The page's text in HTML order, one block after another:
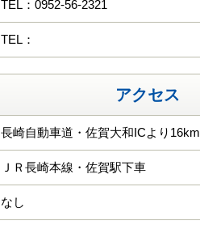
TEL：0952-56-2321
TEL：
アクセス
長崎自動車道・佐賀大和ICより16km
ＪＲ長崎本線・佐賀駅下車
なし